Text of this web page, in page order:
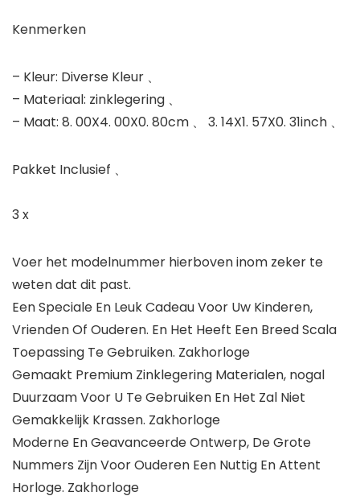
Kenmerken
– Kleur: Diverse Kleur 、
– Materiaal: zinklegering 、
– Maat: 8. 00X4. 00X0. 80cm 、 3. 14X1. 57X0. 31inch 、
Pakket Inclusief 、
3 x
Voer het modelnummer hierboven inom zeker te
weten dat dit past.
Een Speciale En Leuk Cadeau Voor Uw Kinderen,
Vrienden Of Ouderen. En Het Heeft Een Breed Scala
Toepassing Te Gebruiken. Zakhorloge
Gemaakt Premium Zinklegering Materialen, nogal
Duurzaam Voor U Te Gebruiken En Het Zal Niet
Gemakkelijk Krassen. Zakhorloge
Moderne En Geavanceerde Ontwerp, De Grote
Nummers Zijn Voor Ouderen Een Nuttig En Attent
Horloge. Zakhorloge